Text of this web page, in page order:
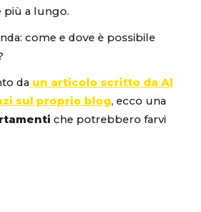
più a lungo.
come e dove è possibile
da un articolo scritto da Al
sul proprio blog, ecco una
che potrebbero farvi